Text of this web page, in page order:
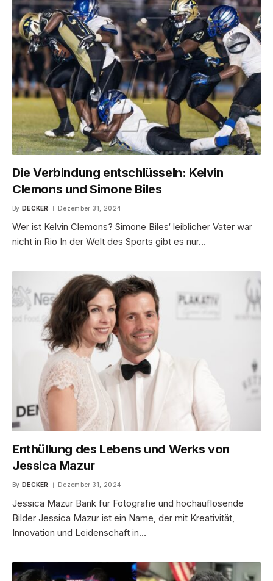
Die Verbindung entschlüsseln: Kelvin
Clemons und Simone Biles
By DECKER Dezember 31, 2024
Wer ist Kelvin Clemons? Simone Biles‘ leiblicher Vater war
nicht in Rio In der Welt des Sports gibt es nur…
Enthüllung des Lebens und Werks von
Jessica Mazur
By DECKER Dezember 31, 2024
Jessica Mazur Bank für Fotografie und hochauflösende
Bilder Jessica Mazur ist ein Name, der mit Kreativität,
Innovation und Leidenschaft in…